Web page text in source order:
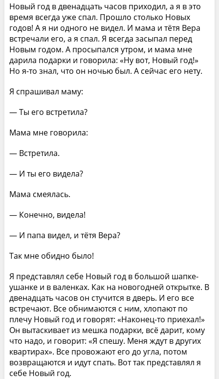
Новый год в двенадцать часов приходил, а я в это
время всегда уже спал. Прошло столько Новых
годов! А я ни одного не видел. И мама и тётя Вера
встречали его, а я спал. Я всегда засыпал перед
Новым годом. А просыпался утром, и мама мне
дарила подарки и говорила: «Ну вот, Новый год!»
Но я-то знал, что он ночью был. А сейчас его нету.
Я спрашивал маму:
— Ты его встретила?
Мама мне говорила:
— Встретила.
— И ты его видела?
Мама смеялась.
— Конечно, видела!
— И папа видел, и тётя Вера?
Так мне обидно было!
Я представлял себе Новый год в большой шапке-
ушанке и в валенках. Как на новогодней открытке. В
двенадцать часов он стучится в дверь. И его все
встречают. Все обнимаются с ним, хлопают по
плечу Новый год и говорят: «Наконец-то приехал!»
Он вытаскивает из мешка подарки, всё дарит, кому
что надо, и говорит: «Я спешу. Меня ждут в других
квартирах». Все провожают его до угла, потом
возвращаются и идут спать. Вот так представлял я
себе Новый год.